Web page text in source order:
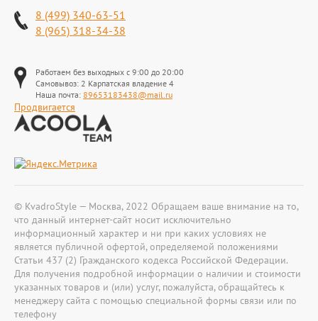
8 (499) 340-63-51
8 (965) 318-34-38
Работаем без выходных с 9:00 до 20:00
Самовывоз: 2 Карпатская владение 4
Наша почта: 89653183438@mail.ru
Продвигается
© KvadroStyle — Москва, 2022 Обращаем ваше внимание на то,
что данный интернет-сайт носит исключительно
информационный характер и ни при каких условиях не
является публичной офертой, определяемой положениями
Статьи 437 (2) Гражданского кодекса Российской Федерации.
Для получения подробной информации о наличии и стоимости
указанных товаров и (или) услуг, пожалуйста, обращайтесь к
менеджеру сайта с помощью специальной формы связи или по
телефону